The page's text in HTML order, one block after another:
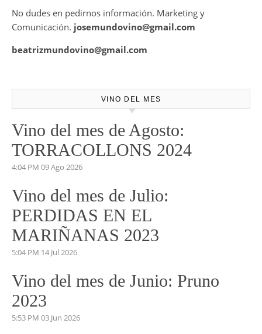
No dudes en pedirnos información. Marketing y
Comunicación. josemundovino@gmail.com
beatrizmundovino@gmail.com
VINO DEL MES
Vino del mes de Agosto:
TORRACOLLONS 2024
4:04 PM 09 Ago 2026
Vino del mes de Julio:
PERDIDAS EN EL
MARIÑANAS 2023
5:04 PM 14 Jul 2026
Vino del mes de Junio: Pruno
2023
5:53 PM 03 Jun 2026